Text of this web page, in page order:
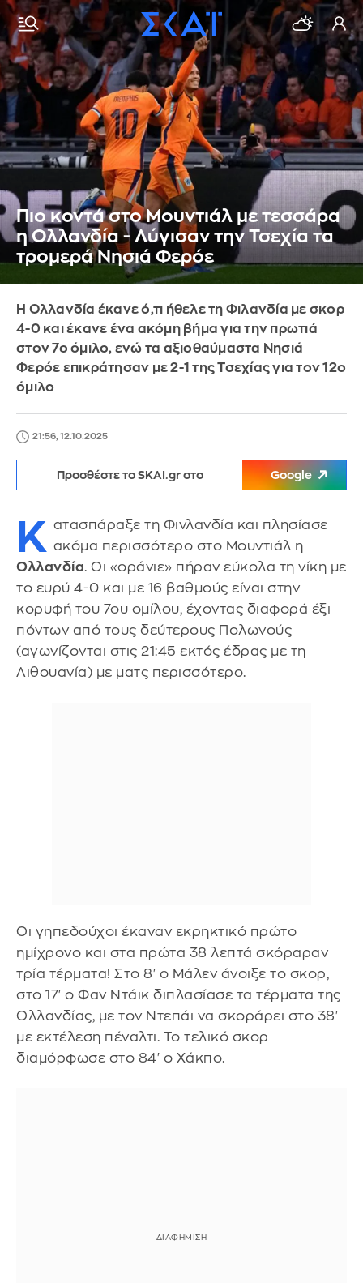
Πιο κοντά στο Μουντιάλ με τεσσάρα
η Ολλανδία - Λύγισαν την Τσεχία τα
τρομερά Νησιά Φερόε
Η Ολλανδία έκανε ό,τι ήθελε τη Φιλανδία με σκορ
4-0 και έκανε ένα ακόμη βήμα για την πρωτιά
στον 7ο όμιλο, ενώ τα αξιοθαύμαστα Νησιά
Φερόε επικράτησαν με 2-1 της Τσεχίας για τον 12ο
όμιλο
21:56, 12.10.2025
Προσθέστε το SKAI.gr στο Google
Κ ατασπάραξε τη Φινλανδία και πλησίασε
ακόμα περισσότερο στο Μουντιάλ η
Ολλανδία. Οι «οράνιε» πήραν εύκολα τη νίκη με
το ευρύ 4-0 και με 16 βαθμούς είναι στην
κορυφή του 7ου ομίλου, έχοντας διαφορά έξι
πόντων από τους δεύτερους Πολωνούς
(αγωνίζονται στις 21:45 εκτός έδρας με τη
Λιθουανία) με ματς περισσότερο.
Οι γηπεδούχοι έκαναν εκρηκτικό πρώτο
ημίχρονο και στα πρώτα 38 λεπτά σκόραραν
τρία τέρματα! Στο 8' ο Μάλεν άνοιξε το σκορ,
στο 17' ο Φαν Ντάικ διπλασίασε τα τέρματα της
Ολλανδίας, με τον Ντεπάι να σκοράρει στο 38'
με εκτέλεση πέναλτι. Το τελικό σκορ
διαμόρφωσε στο 84' ο Χάκπο.